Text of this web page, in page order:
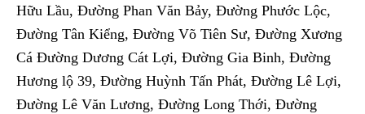
Hữu Lầu, Đường Phan Văn Bảy, Đường Phước Lộc,
Đường Tân Kiểng, Đường Võ Tiên Sư, Đường Xương
Cá Đường Dương Cát Lợi, Đường Gia Binh, Đường
Hương lộ 39, Đường Huỳnh Tấn Phát, Đường Lê Lợi,
Đường Lê Văn Lương, Đường Long Thới, Đường